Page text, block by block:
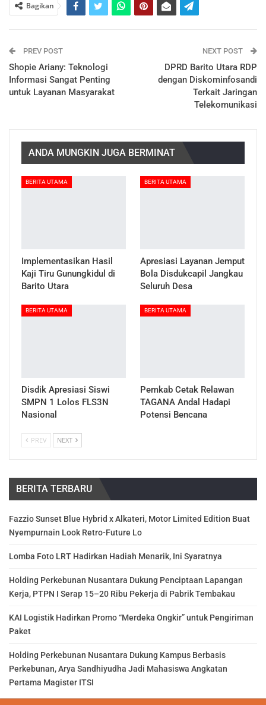
Bagikan
PREV POST
Shopie Ariany: Teknologi
Informasi Sangat Penting
untuk Layanan Masyarakat
NEXT POST
DPRD Barito Utara RDP
dengan Diskominfosandi
Terkait Jaringan
Telekomunikasi
ANDA MUNGKIN JUGA BERMINAT
BERITA UTAMA
Implementasikan Hasil
Kaji Tiru Gunungkidul di
Barito Utara
BERITA UTAMA
Apresiasi Layanan Jemput
Bola Disdukcapil Jangkau
Seluruh Desa
BERITA UTAMA
Disdik Apresiasi Siswi
SMPN 1 Lolos FLS3N
Nasional
BERITA UTAMA
Pemkab Cetak Relawan
TAGANA Andal Hadapi
Potensi Bencana
PREV NEXT
BERITA TERBARU
Fazzio Sunset Blue Hybrid x Alkateri, Motor Limited Edition Buat
Nyempurnain Look Retro-Future Lo
Lomba Foto LRT Hadirkan Hadiah Menarik, Ini Syaratnya
Holding Perkebunan Nusantara Dukung Penciptaan Lapangan
Kerja, PTPN I Serap 15–20 Ribu Pekerja di Pabrik Tembakau
KAI Logistik Hadirkan Promo “Merdeka Ongkir” untuk Pengiriman
Paket
Holding Perkebunan Nusantara Dukung Kampus Berbasis
Perkebunan, Arya Sandhiyudha Jadi Mahasiswa Angkatan
Pertama Magister ITSI